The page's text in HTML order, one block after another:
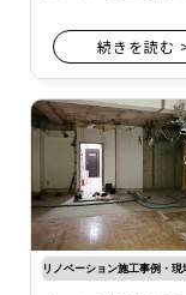
続きを読む
リノベーション施工事例・現